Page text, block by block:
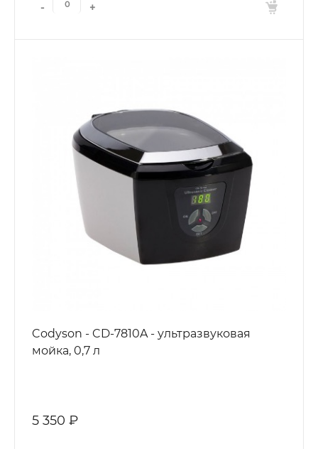
- +
Codyson - CD-7810A - ультразвуковая
мойка, 0,7 л
5 350 ₽